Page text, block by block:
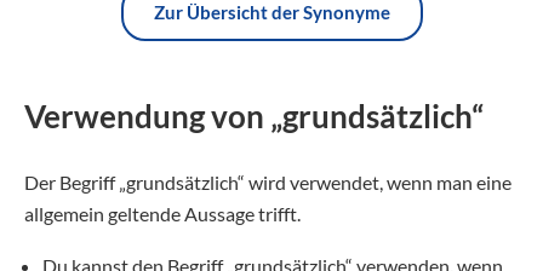
Zur Übersicht der Synonyme
Verwendung von „grundsätzlich“
Der Begriff „grundsätzlich“ wird verwendet, wenn man eine
allgemein geltende Aussage trifft.
Du kannst den Begriff „grundsätzlich“ verwenden, wenn